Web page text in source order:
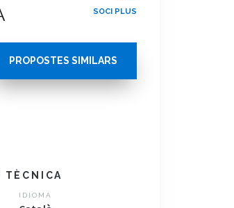
SOCI PLUS
PROPOSTES SIMILARS
TÈCNICA
IDIOMA